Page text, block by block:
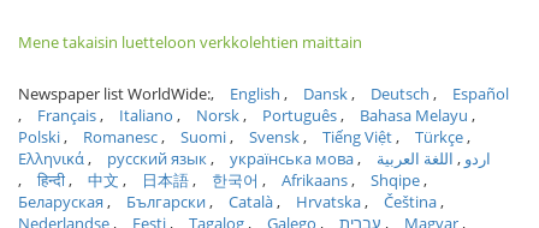
Mene takaisin luetteloon verkkolehtien maittain
Newspaper list WorldWide: English Dansk Deutsch
Español
Français
Italiano Norsk Português
Bahasa Melayu
Polski
Romanesc Suomi Svensk Tiếng Việt
Türkçe
Ελληνικά
русский язык українська мова اردو
اللغة العربية
हिन्दी
中文 日本語 한국어 Afrikaans
Shqipe
Беларуская
Български Català Hrvatska
Čeština
Nederlandse
Eesti Tagalog Galego עברית Magyar